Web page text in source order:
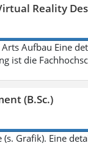
Reality
Aufbau Eine
ist die
(B.Sc.)
(s. Grafik). Eine